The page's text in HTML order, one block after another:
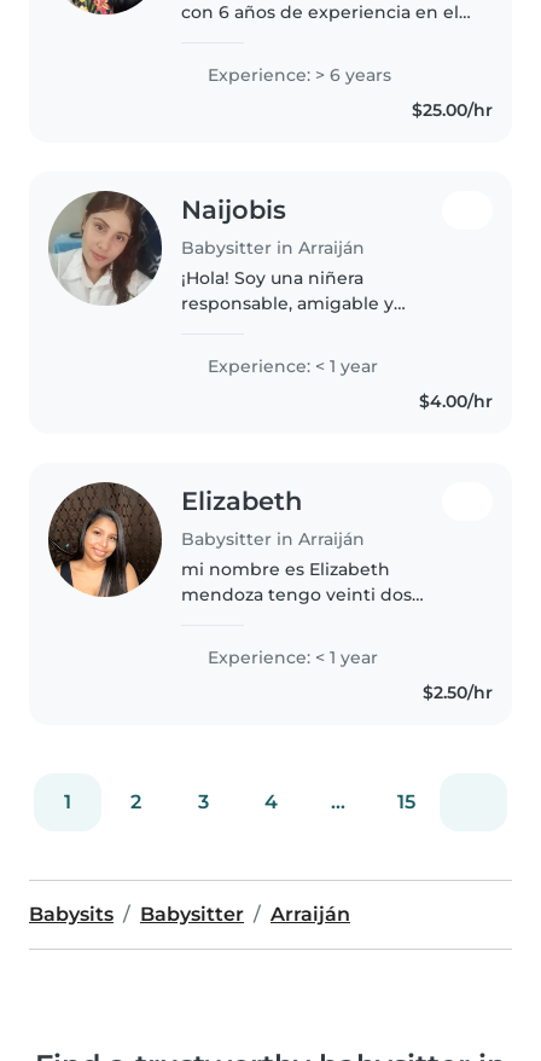
con 6 años de experiencia en el
experiencia con niños que
tienen necesidades especiales,
incluyendo trastornos del sueño,
Experience: > 6 years
$25.00/hr
Naijobis
Babysitter in Arraiján
¡Hola! Soy una niñera
responsable, amigable y
hijos en tu hogar. Aunque no
tengo experiencia formal, tengo
habilidades como leer cuentos,
Experience: < 1 year
$4.00/hr
Elizabeth
Babysitter in Arraiján
mi nombre es Elizabeth
mendoza tengo veinti dos
amable, responsable y sobre
todo respetuosa. me gusta
Experience: < 1 year
$2.50/hr
1 2 3 4 ... 15
Babysits Babysitter Arraiján